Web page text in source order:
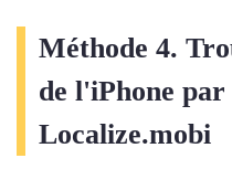
Méthode 4.
de l'iPhone
Localize.mobi